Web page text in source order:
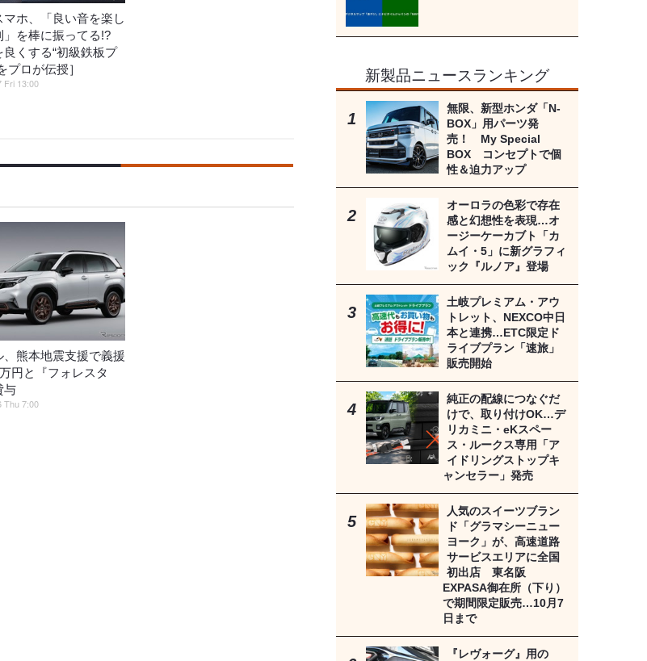
マホ、「良い音を楽し
」を棒に振ってる!?
良くする“初級鉄板プ
プロが伝授］
Fri 13:00
、熊本地震支援で義援
円と『フォレスタ
与
Thu 7:00
新製品ニュースランキング
無限、新型ホンダ「N-
BOX」用パーツ発
売！ My Special
BOX コンセプトで個
性＆迫力アップ
オーロラの色彩で存在
感と幻想性を表現…オ
ージーケーカブト「カ
ムイ・5」に新グラフィ
ック『ルノア』登場
土岐プレミアム・アウ
トレット、NEXCO中日
本と連携…ETC限定ド
ライブプラン「速旅」
販売開始
純正の配線につなぐだ
けで、取り付けOK…デ
リカミニ・eKスペー
ス・ルークス専用「ア
イドリングストップキ
ャンセラー」発売
人気のスイーツブラン
ド「グラマシーニュー
ヨーク」が、高速道路
サービスエリアに全国
初出店 東名阪
EXPASA御在所（下り）
で期間限定販売…10月7
日まで
『レヴォーグ』用の